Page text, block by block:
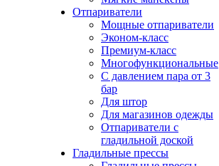
Отпариватели
Мощные отпариватели
Эконом-класс
Премиум-класс
Многофункциональные
С давлением пара от 3
бар
Для штор
Для магазинов одежды
Отпариватели с
гладильной доской
Гладильные прессы